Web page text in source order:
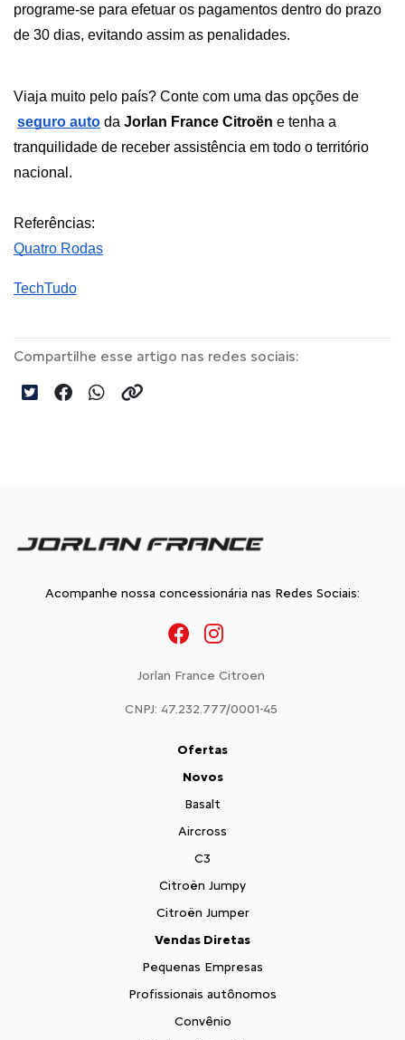
programe-se para efetuar os pagamentos dentro do prazo
de 30 dias, evitando assim as penalidades.
Viaja muito pelo país? Conte com uma das opções de
seguro auto da Jorlan France Citroën e tenha a
tranquilidade de receber assistência em todo o território
nacional.
Referências:
Quatro Rodas
TechTudo
Compartilhe esse artigo nas redes sociais:
Acompanhe nossa concessionária nas Redes Sociais:
Jorlan France Citroen
CNPJ: 47.232.777/0001-45
Ofertas
Novos
Basalt
Aircross
C3
Citroën Jumpy
Citroën Jumper
Vendas Diretas
Pequenas Empresas
Profissionais autônomos
Convênio